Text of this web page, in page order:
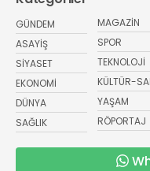
GÜNDEM
ASAYİŞ
SİYASET
EKONOMİ
DÜNYA
SAĞLIK
MAGAZİN
SPOR
TEKNOLOJİ
KÜLTÜR-
YAŞAM
RÖPORTAJ